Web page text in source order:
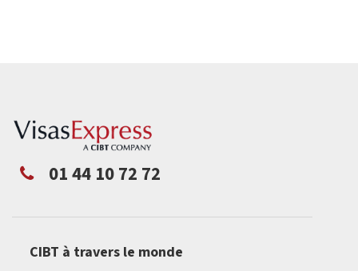
01 44 10 72 72
CIBT à travers le monde